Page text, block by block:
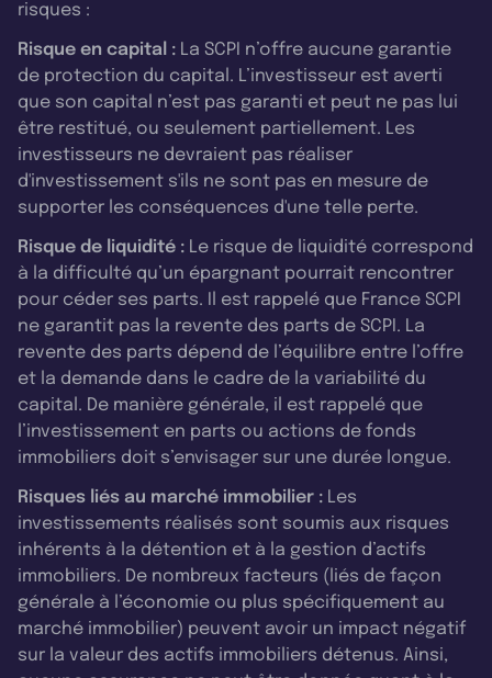
risques :
Risque en capital : La SCPI n’offre aucune garantie
de protection du capital. L’investisseur est averti
que son capital n’est pas garanti et peut ne pas lui
être restitué, ou seulement partiellement. Les
investisseurs ne devraient pas réaliser
d'investissement s'ils ne sont pas en mesure de
supporter les conséquences d'une telle perte.
Risque de liquidité : Le risque de liquidité correspond
à la difficulté qu’un épargnant pourrait rencontrer
pour céder ses parts. Il est rappelé que France SCPI
ne garantit pas la revente des parts de SCPI. La
revente des parts dépend de l’équilibre entre l’offre
et la demande dans le cadre de la variabilité du
capital. De manière générale, il est rappelé que
l’investissement en parts ou actions de fonds
immobiliers doit s’envisager sur une durée longue.
Risques liés au marché immobilier : Les
investissements réalisés sont soumis aux risques
inhérents à la détention et à la gestion d’actifs
immobiliers. De nombreux facteurs (liés de façon
générale à l’économie ou plus spécifiquement au
marché immobilier) peuvent avoir un impact négatif
sur la valeur des actifs immobiliers détenus. Ainsi,